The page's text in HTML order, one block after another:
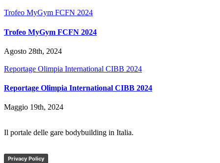
Trofeo MyGym FCFN 2024
Trofeo MyGym FCFN 2024
Agosto 28th, 2024
Reportage Olimpia International CIBB 2024
Reportage Olimpia International CIBB 2024
Maggio 19th, 2024
Il portale delle gare bodybuilding in Italia.
Privacy Policy